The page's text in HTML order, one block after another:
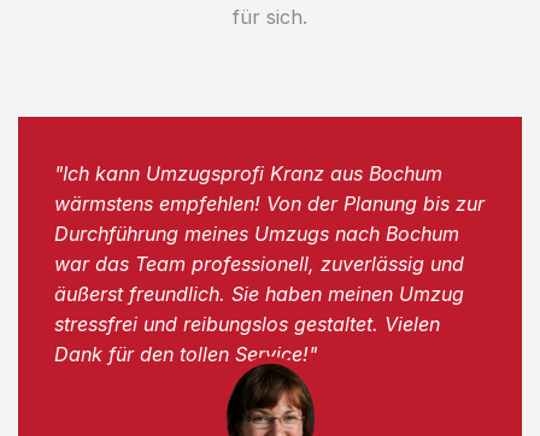
für sich.
"Ich kann Umzugsprofi Kranz aus Bochum
wärmstens empfehlen! Von der Planung bis zur
Durchführung meines Umzugs nach Bochum
war das Team professionell, zuverlässig und
äußerst freundlich. Sie haben meinen Umzug
stressfrei und reibungslos gestaltet. Vielen
Dank für den tollen Service!"